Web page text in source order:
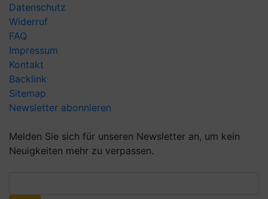
Datenschutz
Widerruf
FAQ
Impressum
Kontakt
Backlink
Sitemap
Newsletter abonnieren
Melden Sie sich für unseren Newsletter an, um kein
Neuigkeiten mehr zu verpassen.